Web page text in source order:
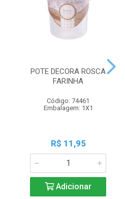
POTE DECORA ROSCA
FARINHA
Código: 74461
Embalagem: 1X1
R$ 11,95
Adicionar